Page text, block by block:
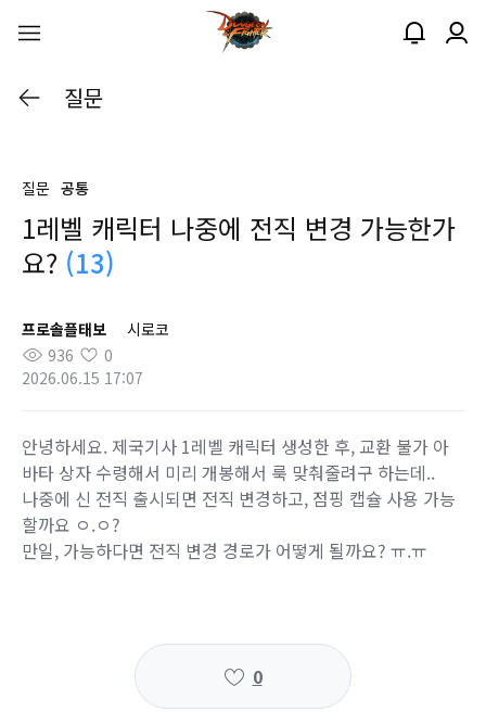
질문
질문 공통
1레벨 캐릭터 나중에 전직 변경 가능한가
요? (13)
프로솔플태보
시로코
936
0
2026.06.15 17:07
안녕하세요. 제국기사 1레벨 캐릭터 생성한 후, 교환 불가 아
바타 상자 수령해서 미리 개봉해서 룩 맞춰줄려구 하는데..
나중에 신 전직 출시되면 전직 변경하고, 점핑 캡슐 사용 가능
할까요 ㅇ.ㅇ?
만일, 가능하다면 전직 변경 경로가 어떻게 될까요? ㅠ.ㅠ
0